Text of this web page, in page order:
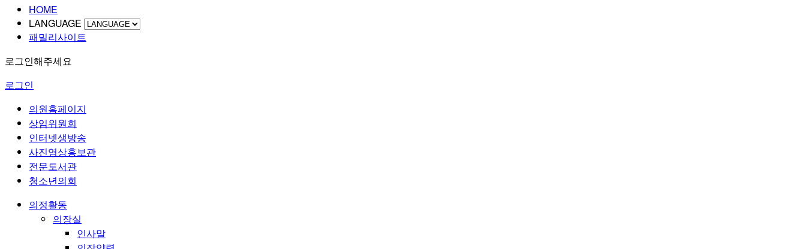
HOME
LANGUAGE
패밀리사이트
로그인해주세요
로그인
의원홈페이지
상임위원회
인터넷생방송
사진영상홍보관
전문도서관
청소년의회
의정활동
의장실
인사말